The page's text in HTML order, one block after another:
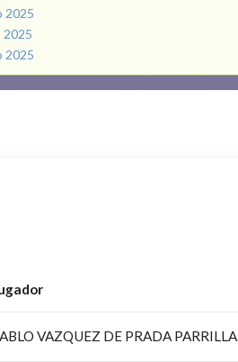
2025
2025
2025
VAZQUEZ DE PRADA PARRILLA